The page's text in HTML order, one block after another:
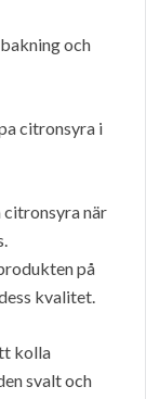
och
citronsyra i
citronsyra när
på
kvalitet.
kolla
svalt och